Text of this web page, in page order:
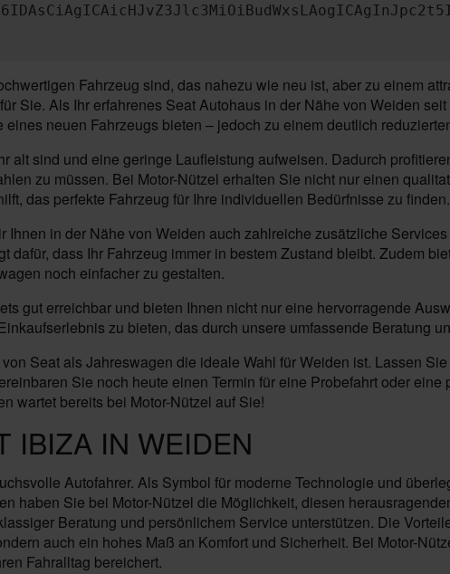
Fahrzeug sind, das nahezu wie neu ist, aber zu einem
Sie. Als Ihr erfahrenes Seat Autohaus in der Nähe von Weiden
neuen Fahrzeugs bieten – jedoch zu einem deutlich
alt sind und eine geringe Laufleistung aufweisen. Dadurch
zu müssen. Bei Motor-Nützel erhalten Sie nicht nur einen
das perfekte Fahrzeug für Ihre individuellen Bedürfnisse zu finden.
in der Nähe von Weiden auch zahlreiche zusätzliche
dass Ihr Fahrzeug immer in bestem Zustand bleibt. Zudem
noch einfacher zu gestalten.
gut erreichbar und bieten Ihnen nicht nur eine hervorragende
zu bieten, das durch unsere umfassende Beratung
Seat als Jahreswagen die ideale Wahl für Weiden ist. Lassen
Sie noch heute einen Termin für eine Probefahrt oder
wartet bereits bei Motor-Nützel auf Sie!
IBIZA IN WEIDEN
Autofahrer. Als Symbol für moderne Technologie und
haben Sie bei Motor-Nützel die Möglichkeit, diesen
Beratung und persönlichem Service unterstützen. Die
auch ein hohes Maß an Komfort und Sicherheit. Bei Motor-
Fahralltag bereichert.